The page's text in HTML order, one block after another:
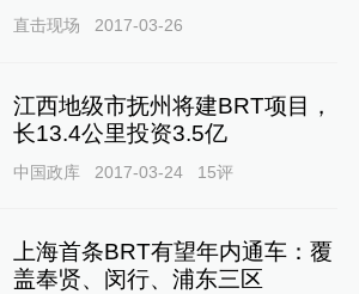
直击现场 2017-03-26
江西地级市抚州将建BRT项目，
长13.4公里投资3.5亿
中国政库 2017-03-24 15评
上海首条BRT有望年内通车：覆
盖奉贤、闵行、浦东三区